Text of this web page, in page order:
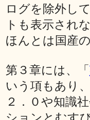
ログを除外し
トも表示され
ほんとは国産
第３章には、「
いう項もあり
２．０や知識